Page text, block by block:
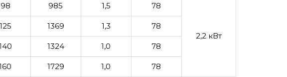
98 985 1,5 78
2,2 кВт
125 1369 1,3 78
1324 1,0 78
1729 1,0 78